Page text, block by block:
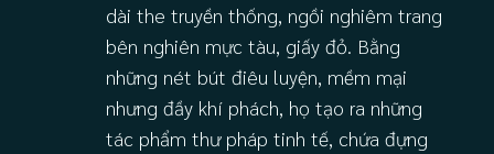
dài the truyền thống, ngồi nghiêm trang
bên nghiên mực tàu, giấy đỏ. Bằng
những nét bút điêu luyện, mềm mại
nhưng đầy khí phách, họ tạo ra những
tác phẩm thư pháp tinh tế, chứa đựng